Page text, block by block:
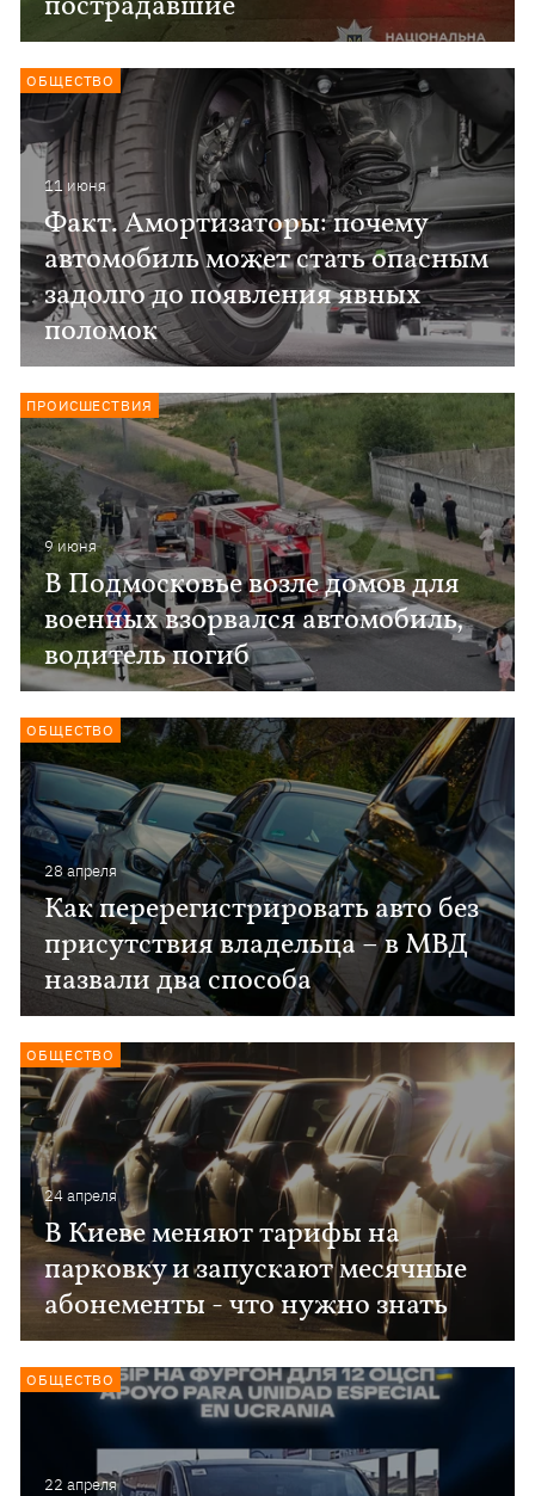
11 июня
Факт. Амортизаторы: почему
автомобиль может стать опасным
задолго до появления явных
поломок
ОБЩЕСТВО
9 июня
В Подмосковье возле домов для
военных взорвался автомобиль,
водитель погиб
ПРОИСШЕСТВИЯ
28 апреля
Как перерегистрировать авто без
присутствия владельца – в МВД
назвали два способа
ОБЩЕСТВО
24 апреля
В Киеве меняют тарифы на
парковку и запускают месячные
абонементы - что нужно знать
ОБЩЕСТВО
22 апреля
ОБЩЕСТВО